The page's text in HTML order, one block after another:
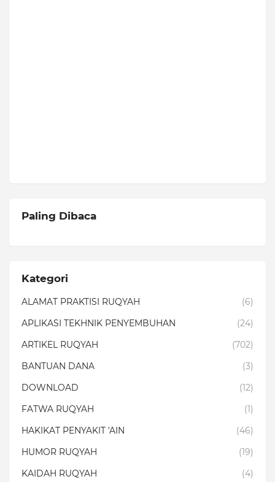
Paling Dibaca
Kategori
ALAMAT PRAKTISI RUQYAH
(6)
APLIKASI TEKHNIK PENYEMBUHAN
(24)
ARTIKEL RUQYAH
(702)
BANTUAN DANA
(3)
DOWNLOAD
(12)
FATWA RUQYAH
(1)
HAKIKAT PENYAKIT 'AIN
(46)
HUMOR RUQYAH
(19)
KAIDAH RUQYAH
(4)